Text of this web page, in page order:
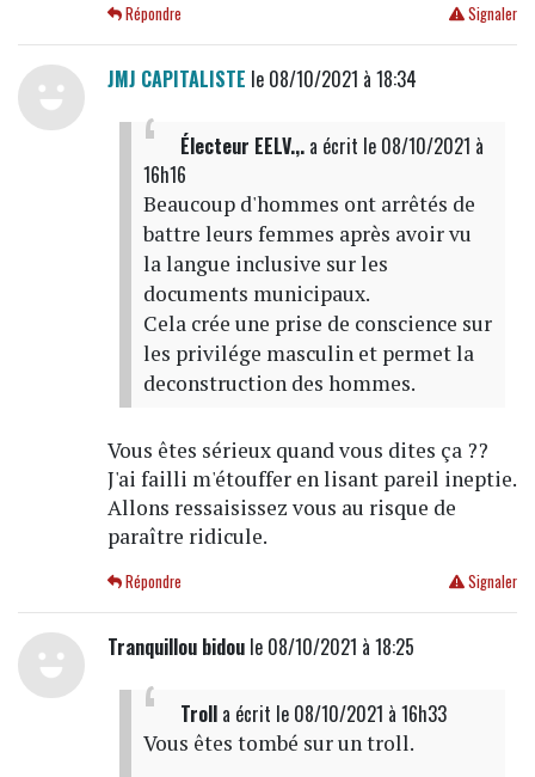
Signaler
Répondre
JMJ CAPITALISTE le 08/10/2021 à 18:34
Électeur EELV.,.a écrit le 08/10/2021 à
16h16
Beaucoup d'hommes ont arrêtés de
battre leurs femmes après avoir vu
la langue inclusive sur les
documents municipaux.
Cela crée une prise de conscience sur
les privilége masculin et permet la
deconstruction des hommes.
Vous êtes sérieux quand vous dites ça ??
J'ai failli m'étouffer en lisant pareil ineptie.
Allons ressaisissez vous au risque de
paraître ridicule.
Signaler
Répondre
Tranquillou bidoule 08/10/2021 à 18:25
Trolla écrit le 08/10/2021 à 16h33
Vous êtes tombé sur un troll.